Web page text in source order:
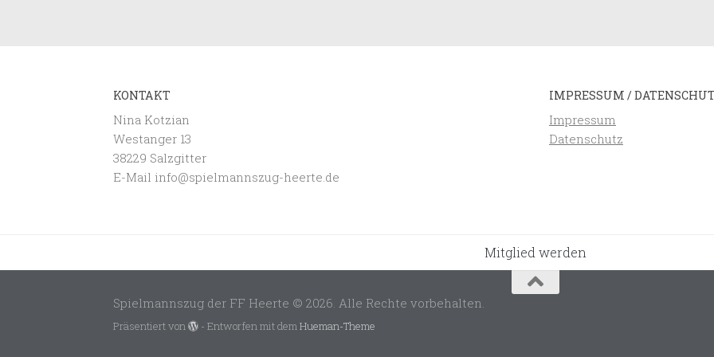
KONTAKT
Nina Kotzian
Westanger 13
38229 Salzgitter
E-Mail info@spielmannszug-heerte.de
IMPRESSUM /
Impressum
Datenschutz
Mitglied werden
Spielmannszug der FF Heerte © 2026. Alle Rechte vorbehalten.
Präsentiert von - Entworfen mit demHueman-Theme